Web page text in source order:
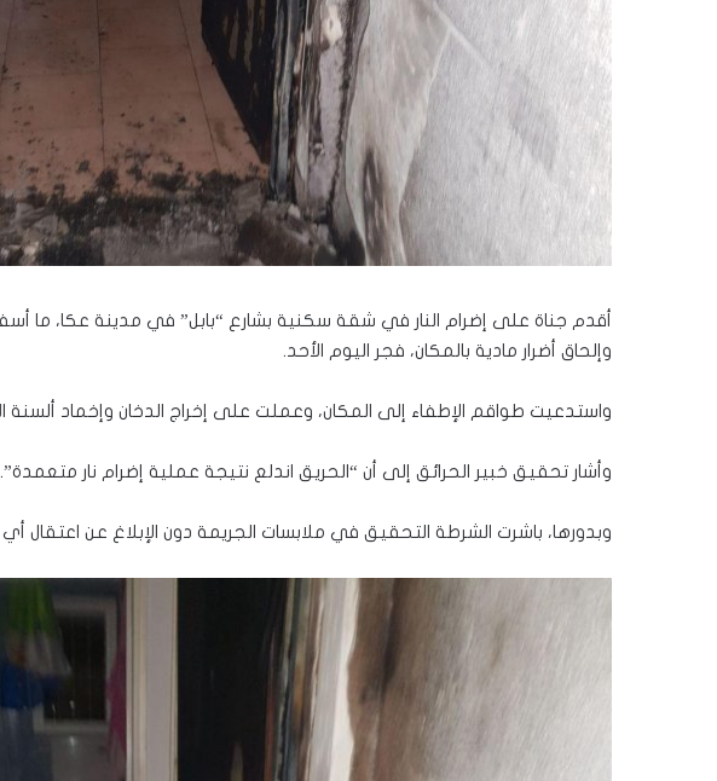
أقدم جناة على إضرام النار في شقة سكنية بشارع “بابل” في مدينة عكا، ما
وإلحاق أضرار مادية بالمكان، فجر اليوم الأحد.
واستدعيت طواقم الإطفاء إلى المكان، وعملت على إخراج الدخان وإخماد ألسنة
وأشار تحقيق خبير الحرائق إلى أن “الحريق اندلع نتيجة عملية إضرام نار متعمدة”.
وبدورها، باشرت الشرطة التحقيق في ملابسات الجريمة دون الإبلاغ عن اعتقال